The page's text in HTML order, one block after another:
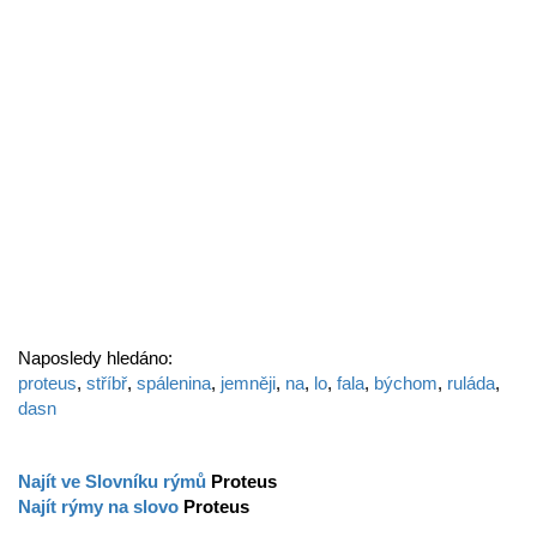
Naposledy hledáno:
proteus, stříbř, spálenina, jemněji, na, lo, fala, býchom, ruláda,
dasn
Najít ve Slovníku rýmů Proteus
Najít rýmy na slovo Proteus